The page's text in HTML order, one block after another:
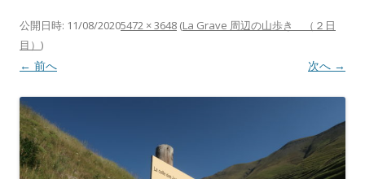
公開日時: 11/08/20205472 × 3648 (La Grave 周辺の山歩き （２日
目） )
← 前へ 次へ →